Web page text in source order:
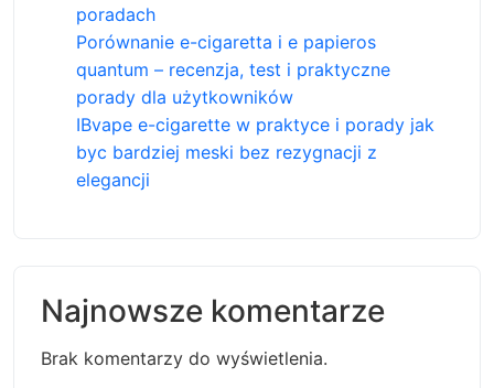
poradach
Porównanie e-cigaretta i e papieros
quantum – recenzja, test i praktyczne
porady dla użytkowników
IBvape e-cigarette w praktyce i porady jak
byc bardziej meski bez rezygnacji z
elegancji
Najnowsze komentarze
Brak komentarzy do wyświetlenia.